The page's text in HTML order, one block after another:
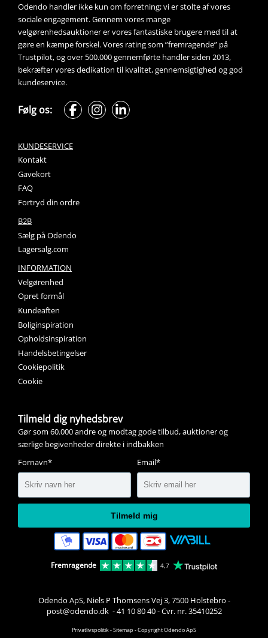
Odendo handler ikke kun om forretning; vi er stolte af vores
sociale engagement. Gennem vores mange
velgørenhedsauktioner er vores fantastiske brugere med til at
gøre en kæmpe forskel. Vores rating som ”fremragende” på
Trustpilot, og over 500.000 gennemførte handler siden 2013,
bekræfter vores dedikation til kvalitet, gennemsigtighed og god
kundeservice.
Følg os:
KUNDESERVICE
Kontakt
Gavekort
FAQ
Fortryd din ordre
B2B
Sælg på Odendo
Lagersalg.com
INFORMATION
Velgørenhed
Opret formål
Kundeaften
Boliginspiration
Opholdsinspiration
Handelsbetingelser
Cookiepolitik
Cookie
Tilmeld dig nyhedsbrev
Gør som 60.000 andre og modtag gode tilbud, auktioner og
særlige begivenheder direkte i indbakken
Fornavn*
Email*
Tilmeld mig
Fremragende 4,7
Odendo ApS, Niels P Thomsens Vej 3, 7500 Holstebro -
post@odendo.dk -41 10 80 40-Cvr. nr. 35410252
Privatlivspolitik-Sitemap -Copyright Odendo ApS